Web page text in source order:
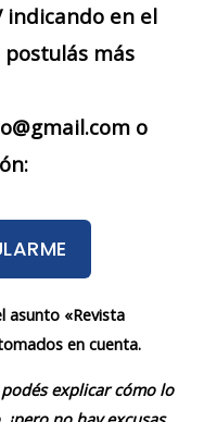
indicando en el
más
o
asunto «Revista
en cuenta.
explicar cómo lo